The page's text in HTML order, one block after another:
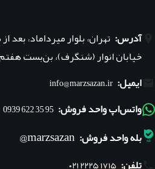
آدرس: تهران، بلوار میرداماد، بعد
خیابان انوار (شنگرف)، بن‌بست هفتم،
ایمیل: info@marzsazan.ir
واتس‌اپ واحد فروش: 95 35 622 0939
بله واحد فروش: marzsazan@